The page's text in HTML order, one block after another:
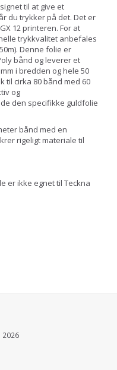
til at give et
du trykker på det. Det er
12 printeren. For at
trykkvalitet anbefales
Denne folie er
bånd og leverer et
i bredden og hele 50
til cirka 80 bånd med 60
og
den specifikke guldfolie
bånd med en
rigeligt materiale til
er ikke egnet til Teckna
2026